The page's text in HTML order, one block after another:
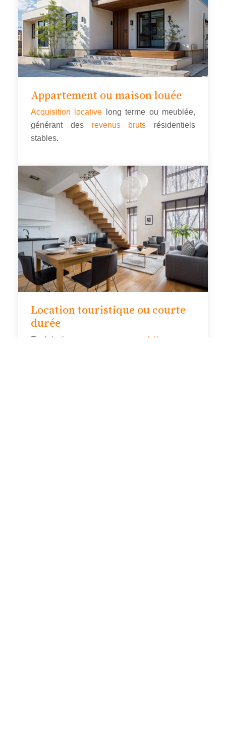
Appartement ou maison louée
Acquisition locative long terme ou meublée,
générant des revenus bruts résidentiels
stables.
Location touristique ou courte
durée
Exploitation en hébergement